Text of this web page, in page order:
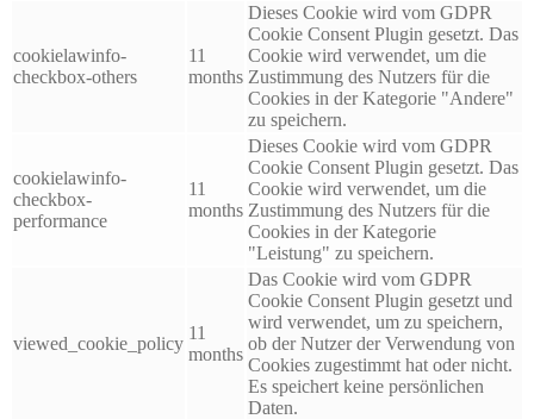
cookielawinfo-
checkbox-others
11
months
Dieses Cookie wird vom GDPR
Cookie Consent Plugin gesetzt. Das
Cookie wird verwendet, um die
Zustimmung des Nutzers für die
Cookies in der Kategorie "Andere"
zu speichern.
cookielawinfo-
checkbox-
performance
11
months
Dieses Cookie wird vom GDPR
Cookie Consent Plugin gesetzt. Das
Cookie wird verwendet, um die
Zustimmung des Nutzers für die
Cookies in der Kategorie
"Leistung" zu speichern.
viewed_cookie_policy
11
months
Das Cookie wird vom GDPR
Cookie Consent Plugin gesetzt und
wird verwendet, um zu speichern,
ob der Nutzer der Verwendung von
Cookies zugestimmt hat oder nicht.
Es speichert keine persönlichen
Daten.